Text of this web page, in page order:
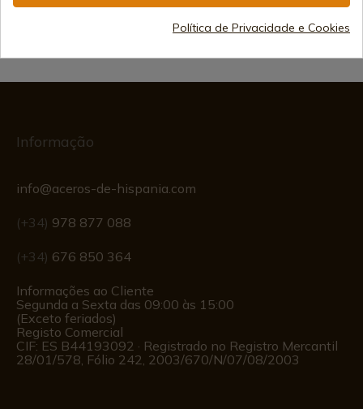
Frete Internacional
Informação
info@aceros-de-hispania.com
(+34) 978 877 088
(+34) 676 850 364
Informações ao Cliente
Segunda a Sexta das 09:00 às 15:00
(Exceto feriados)
Registo Comercial
CIF: ES B44193092 · Registrado no Registro Mercantil
28/01/578, Fólio 242, 2003/670/N/07/08/2003
Política de Privacidade e Cookies